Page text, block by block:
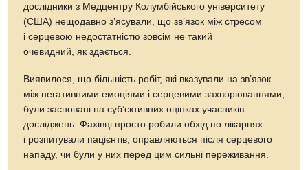
дослідники з Медцентру Колумбійського університету
(США) нещодавно з’ясували, що зв’язок між стресом
і серцевою недостатністю зовсім не такий
очевидний, як здається.
Виявилося, що більшість робіт, які вказували на зв’язок
між негативними емоціями і серцевими захворюваннями,
були засновані на суб’єктивних оцінках учасників
досліджень. Фахівці просто робили обхід по лікарнях
і розпитували пацієнтів, оправляються після серцевого
нападу, чи були у них перед цим сильні переживання.